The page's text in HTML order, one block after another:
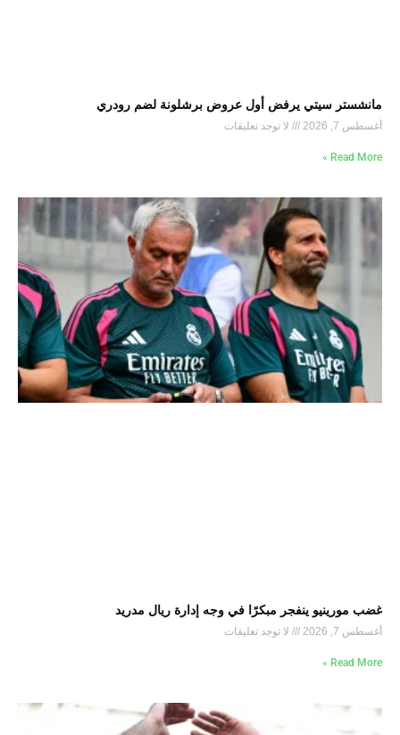
مانشستر سيتي يرفض أول عروض برشلونة لضم رودري
أغسطس 7, 2026 لا توجد تعليقات
Read More »
غضب مورينيو ينفجر مبكرًا في وجه إدارة ريال مدريد
أغسطس 7, 2026 لا توجد تعليقات
Read More »